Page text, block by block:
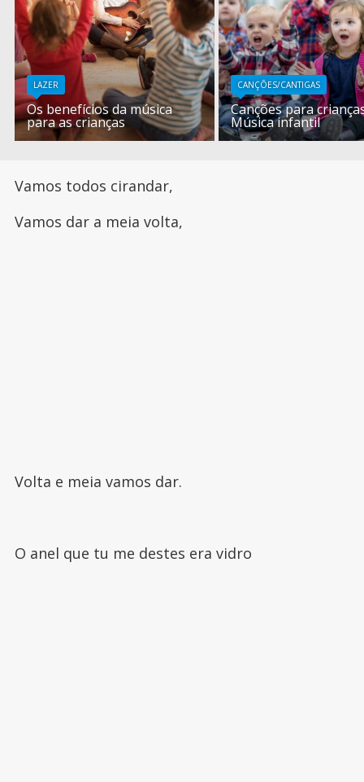
LAZER
Os benefícios da música
para as crianças
CANÇÕES/CANTIGAS
Canções para
Música infantil
Vamos todos cirandar,
Vamos dar a meia volta,
Volta e meia vamos dar.
O anel que tu me destes era vidro